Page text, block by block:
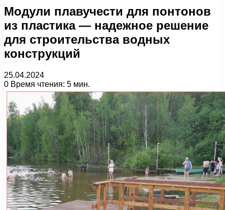
Модули плавучести для понтонов
из пластика — надежное решение
для строительства водных
конструкций
25.04.2024
0 Время чтения: 5 мин.